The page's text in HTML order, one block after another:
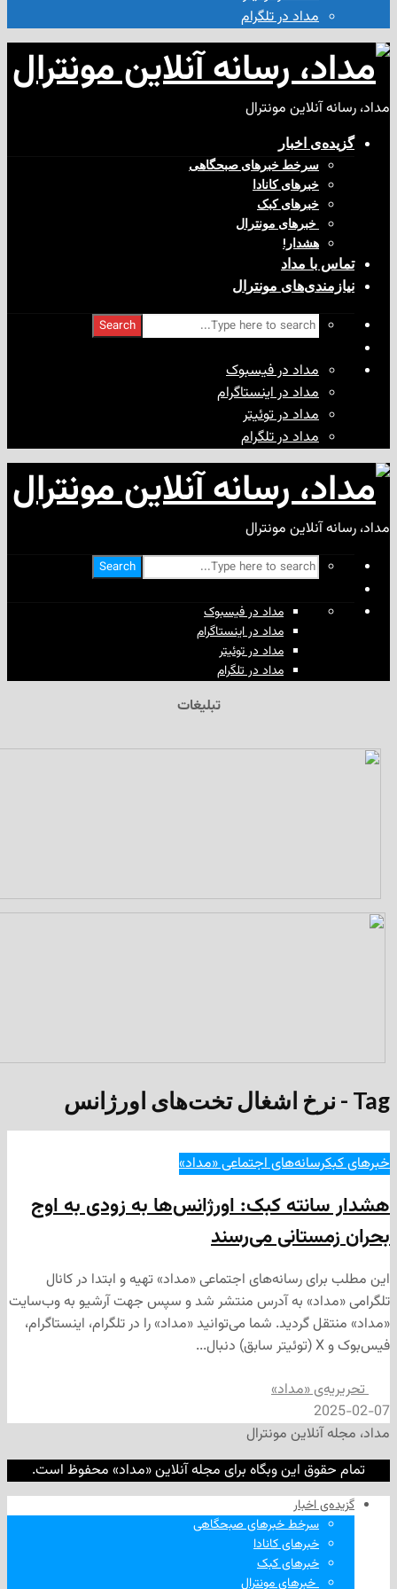
مداد در تلگرام
مونترال
اخبار
سرخط خبرهای صبحگاهی
خبرهای کانادا
خبرهای کبک
‌ خبرهای مونترال
مداد
مونترال
Search
مداد در فیسبوک
مداد در اینستاگرام
مداد در توئیتر
مداد در تلگرام
مونترال
Search
مداد در فیسبوک
مداد در اینستاگرام
مداد در توئیتر
مداد در تلگرام
رسانه‌های اجتماعی «مداد»
کبک: اورژانس‌ها به زودی به اوج
می‌رسند
رسانه‌های اجتماعی «مداد» تهیه و ابتدا در کانال
به آدرس منتشر شد و سپس جهت آرشیو به وب‌سایت
گردید. شما می‌توانید «مداد» را در تلگرام، اینستاگرام،
«مداد»
مونترال
این وبگاه برای مجله آنلاین «مداد» محفوظ است.
اخبار
سرخط خبرهای صبحگاهی
خبرهای کانادا
خبرهای کبک
‌ خبرهای مونترال